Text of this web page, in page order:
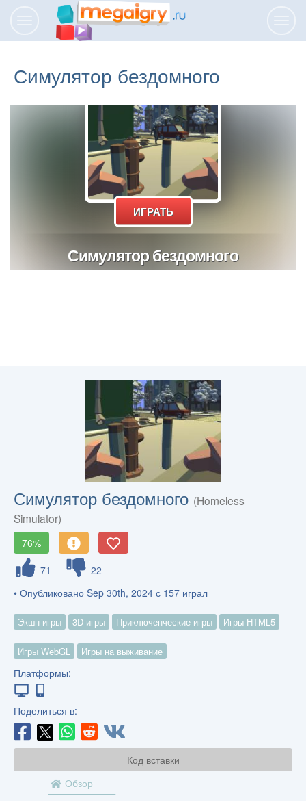
Переключить
навигацию
Симулятор бездомного
Симулятор бездомного (Homeless
Simulator)
76%
71
22
• Опубликовано Sep 30th, 2024 с 157 играл
Экшн-игры 3D-игры Приключенческие игры Игры HTML5
Игры WebGL Игры на выживание
Платформы:
Поделиться в:
Код вставки
Обзор